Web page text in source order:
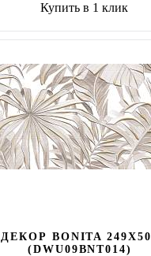
Купить в 1 клик
ДЕКОР BONITA
(DWU09BNT014)